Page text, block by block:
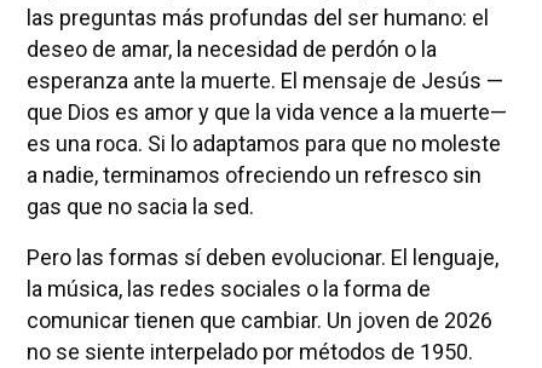
las preguntas más profundas del ser humano: el
deseo de amar, la necesidad de perdón o la
esperanza ante la muerte. El mensaje de Jesús —
que Dios es amor y que la vida vence a la muerte—
es una roca. Si lo adaptamos para que no moleste
a nadie, terminamos ofreciendo un refresco sin
gas que no sacia la sed.
Pero las formas sí deben evolucionar. El lenguaje,
la música, las redes sociales o la forma de
comunicar tienen que cambiar. Un joven de 2026
no se siente interpelado por métodos de 1950.